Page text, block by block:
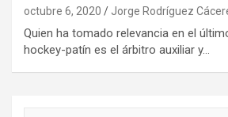
octubre 6, 2020 Jorge Rodríguez
Quien ha tomado relevancia en el
hockey-patín es el árbitro auxiliar y…